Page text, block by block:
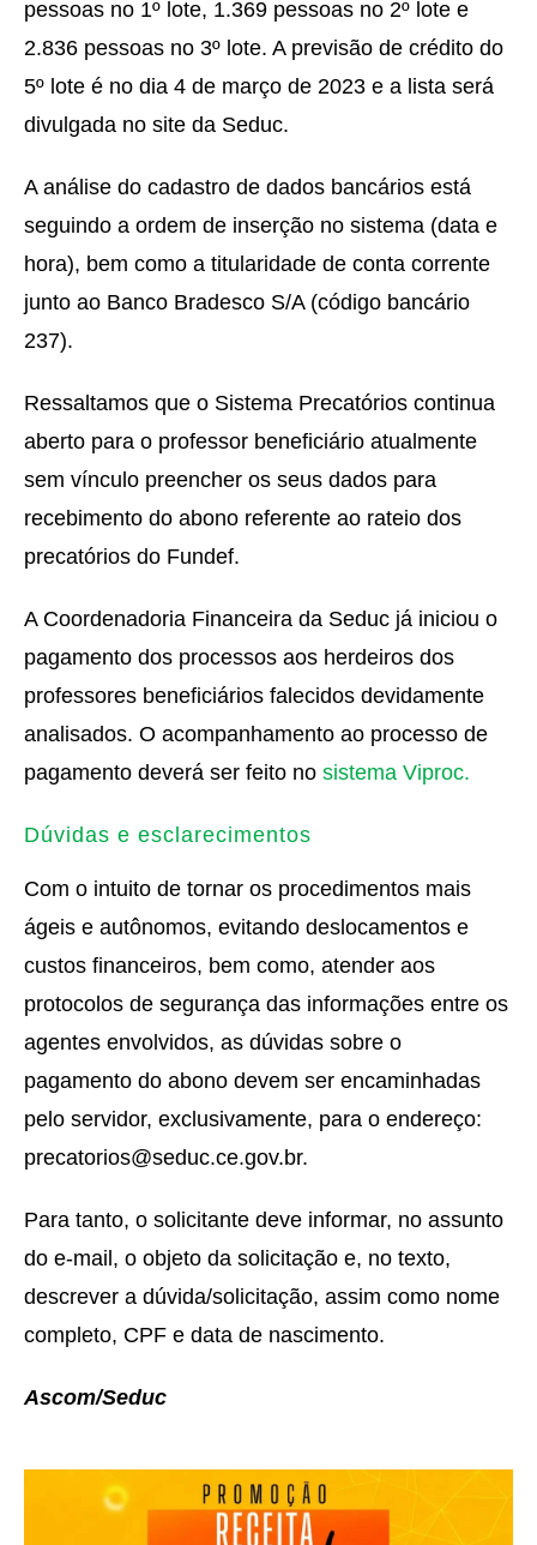
pessoas no 1º lote, 1.369 pessoas no 2º lote e
2.836 pessoas no 3º lote. A previsão de crédito do
5º lote é no dia 4 de março de 2023 e a lista será
divulgada no site da Seduc.
A análise do cadastro de dados bancários está
seguindo a ordem de inserção no sistema (data e
hora), bem como a titularidade de conta corrente
junto ao Banco Bradesco S/A (código bancário
237).
Ressaltamos que o Sistema Precatórios continua
aberto para o professor beneficiário atualmente
sem vínculo preencher os seus dados para
recebimento do abono referente ao rateio dos
precatórios do Fundef.
A Coordenadoria Financeira da Seduc já iniciou o
pagamento dos processos aos herdeiros dos
professores beneficiários falecidos devidamente
analisados. O acompanhamento ao processo de
pagamento deverá ser feito no sistema Viproc.
Dúvidas e esclarecimentos
Com o intuito de tornar os procedimentos mais
ágeis e autônomos, evitando deslocamentos e
custos financeiros, bem como, atender aos
protocolos de segurança das informações entre os
agentes envolvidos, as dúvidas sobre o
pagamento do abono devem ser encaminhadas
pelo servidor, exclusivamente, para o endereço:
precatorios@seduc.ce.gov.br.
Para tanto, o solicitante deve informar, no assunto
do e-mail, o objeto da solicitação e, no texto,
descrever a dúvida/solicitação, assim como nome
completo, CPF e data de nascimento.
Ascom/Seduc